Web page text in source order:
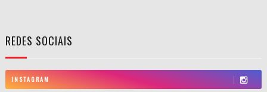
REDES SOCIAIS
INSTAGRAM